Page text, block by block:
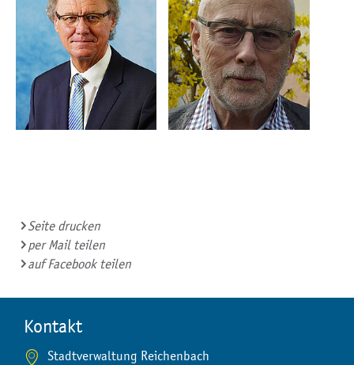
Seite drucken
per Mail teilen
auf Facebook teilen
Kontakt
Stadtverwaltung Reichenbach